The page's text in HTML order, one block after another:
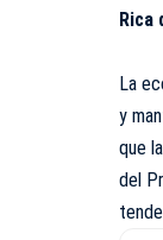
Rica
La
y
que
del